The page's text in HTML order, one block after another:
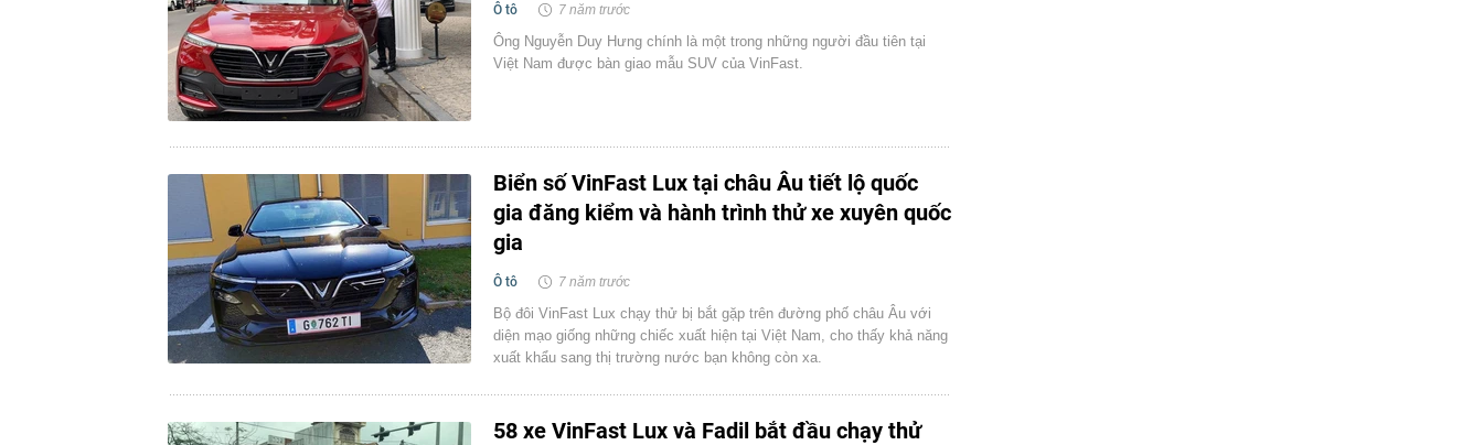
Ô tô 7 năm trước
Ông Nguyễn Duy Hưng chính là một trong những người đầu tiên tại
Việt Nam được bàn giao mẫu SUV của VinFast.
Biển số VinFast Lux tại châu Âu tiết lộ quốc
gia đăng kiểm và hành trình thử xe xuyên quốc
gia
Ô tô 7 năm trước
Bộ đôi VinFast Lux chạy thử bị bắt gặp trên đường phố châu Âu với
diện mạo giống những chiếc xuất hiện tại Việt Nam, cho thấy khả năng
xuất khẩu sang thị trường nước bạn không còn xa.
58 xe VinFast Lux và Fadil bắt đầu chạy thử